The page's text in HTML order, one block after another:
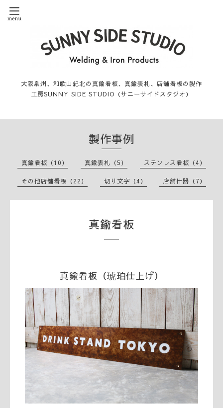
大阪泉州、和歌山紀北の真鍮看板、真鍮表札、店舗看板の製作
工房SUNNY SIDE STUDIO（サニーサイドスタジオ）
製作事例
真鍮看板（10） 真鍮表札（5） ステンレス看板（4）
その他店舗看板（22） 切り文字（4） 店舗什器（7）
真鍮看板
真鍮看板（琥珀仕上げ）